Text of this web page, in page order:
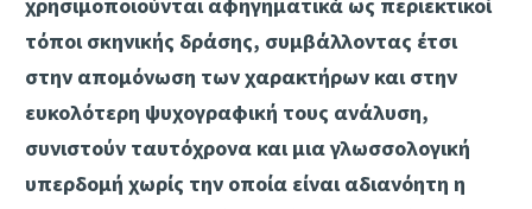
χρησιμοποιούνται αφηγηματικά ως περιεκτικοί
τόποι σκηνικής δράσης, συμβάλλοντας έτσι
στην απομόνωση των χαρακτήρων και στην
ευκολότερη ψυχογραφική τους ανάλυση,
συνιστούν ταυτόχρονα και μια γλωσσολογική
υπερδομή χωρίς την οποία είναι αδιανόητη η